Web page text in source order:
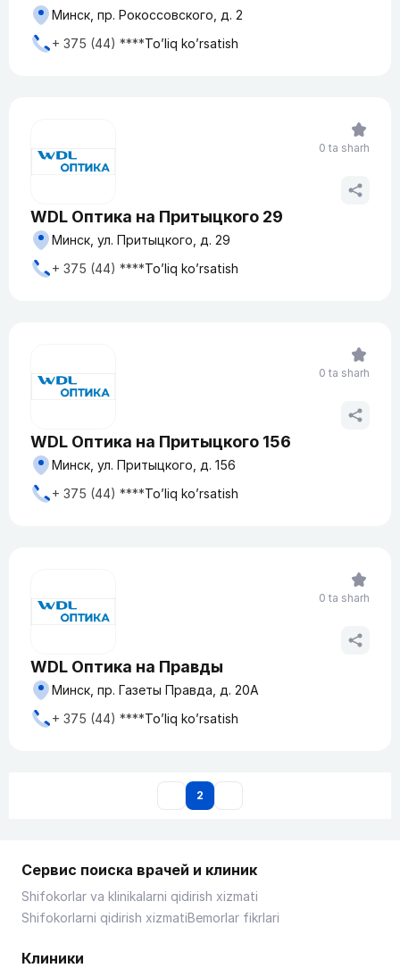
Минск, пр. Рокоссовского, д. 2
+ 375 (44) ****To’liq ko’rsatish
WDL Оптика на Притыцкого 29
Минск, ул. Притыцкого, д. 29
+ 375 (44) ****To’liq ko’rsatish
0 ta sharh
WDL Оптика на Притыцкого 156
Минск, ул. Притыцкого, д. 156
+ 375 (44) ****To’liq ko’rsatish
0 ta sharh
WDL Оптика на Правды
Минск, пр. Газеты Правда, д. 20А
+ 375 (44) ****To’liq ko’rsatish
0 ta sharh
2
Сервис поиска врачей и клиник
Shifokorlar va klinikalarni qidirish xizmati
Shifokorlarni qidirish xizmatiBemorlar fikrlari
Клиники